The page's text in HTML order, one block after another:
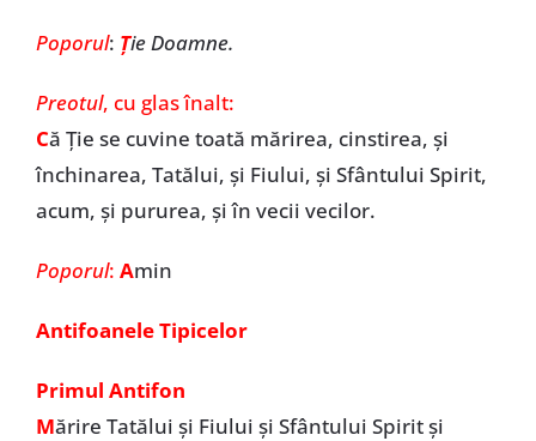
Poporul: Ție Doamne.
Preotul, cu glas înalt:
Că Ție se cuvine toată mărirea, cinstirea, și
închinarea, Tatălui, și Fiului, și Sfântului Spirit,
acum, și pururea, și în vecii vecilor.
Poporul: Amin
Antifoanele Tipicelor
Primul Antifon
Mărire Tatălui şi Fiului şi Sfântului Spirit și